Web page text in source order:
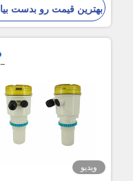
بهترین قیمت رو بدست بیار
ویدیو